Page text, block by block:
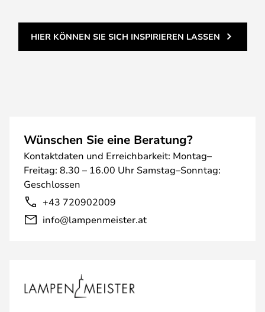
HIER KÖNNEN SIE SICH INSPIRIEREN LASSEN
Wünschen Sie eine Beratung?
Kontaktdaten und Erreichbarkeit: Montag–
Freitag: 8.30 – 16.00 Uhr Samstag–Sonntag:
Geschlossen
+43 720902009
info@lampenmeister.at